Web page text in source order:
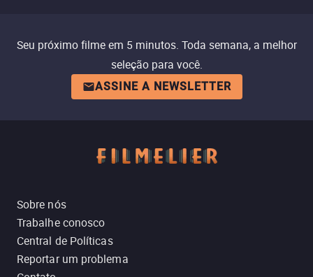
Seu próximo filme em 5 minutos. Toda semana, a melhor
seleção para você.
ASSINE A NEWSLETTER
Sobre nós
Trabalhe conosco
Central de Políticas
Reportar um problema